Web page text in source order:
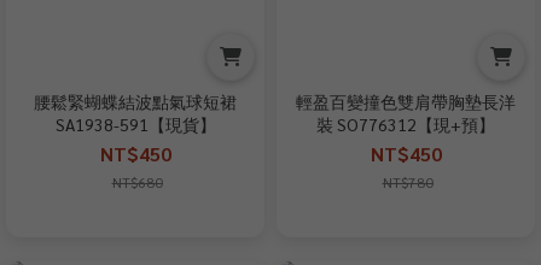
腰鬆緊蝴蝶結波點氣球短裙
SA1938-591【現貨】
NT$450
NT$680
輕盈百變撞色雙肩帶胸墊長洋
裝 SO776312【現+預】
NT$450
NT$780